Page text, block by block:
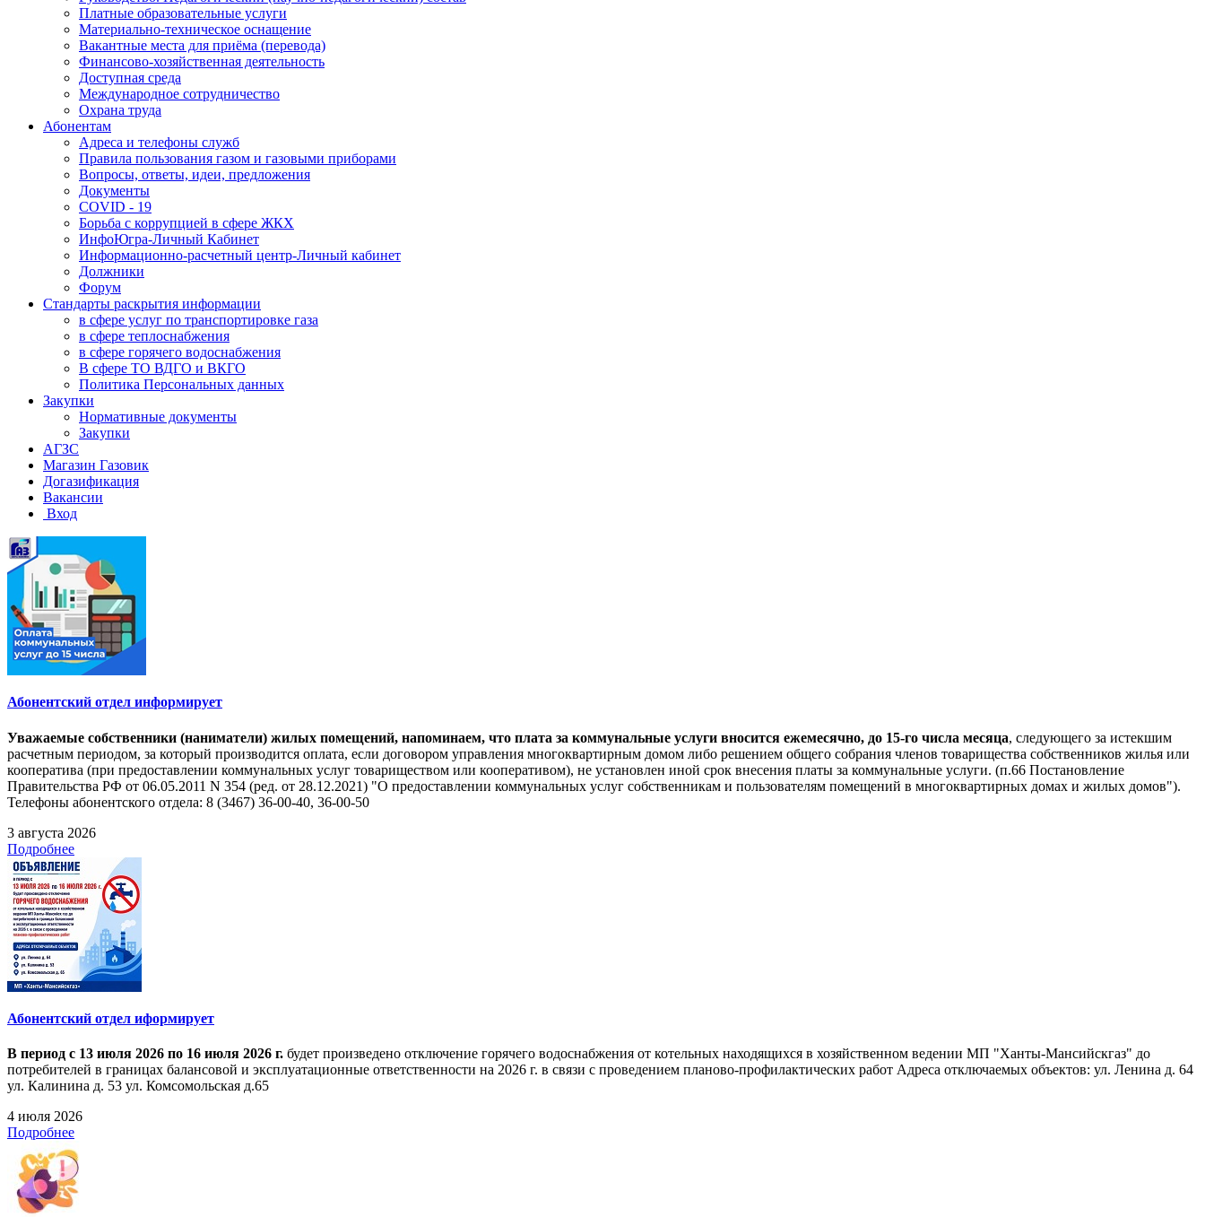
Платные образовательные услуги
Материально-техническое оснащение
Вакантные места для приёма (перевода)
Финансово-хозяйственная деятельность
Доступная среда
Международное сотрудничество
Охрана труда
Абонентам
Адреса и телефоны служб
Правила пользования газом и газовыми приборами
Вопросы, ответы, идеи, предложения
Документы
COVID - 19
Борьба с коррупцией в сфере ЖКХ
ИнфоЮгра-Личный Кабинет
Информационно-расчетный центр-Личный кабинет
Должники
Форум
Стандарты раскрытия информации
в сфере услуг по транспортировке газа
в сфере теплоснабжения
в сфере горячего водоснабжения
В сфере ТО ВДГО и ВКГО
Политика Персональных данных
Закупки
Нормативные документы
Закупки
АГЗС
Магазин Газовик
Догазификация
Вакансии
Вход
Абонентский отдел информирует
Уважаемые собственники (наниматели) жилых помещений, напоминаем, что плата за коммунальные услуги вносится ежемесячно, до 15-го числа месяца, следующего за истекшим
расчетным периодом, за который производится оплата, если договором управления многоквартирным домом либо решением общего собрания членов товарищества собственников жилья или
кооператива (при предоставлении коммунальных услуг товариществом или кооперативом), не установлен иной срок внесения платы за коммунальные услуги. (п.66 Постановление
Правительства РФ от 06.05.2011 N 354 (ред. от 28.12.2021) "О предоставлении коммунальных услуг собственникам и пользователям помещений в многоквартирных домах и жилых домов").
Телефоны абонентского отдела: 8 (3467) 36-00-40, 36-00-50
3 августа 2026
Подробнее
Абонентский отдел иформирует
В период с 13 июля 2026 по 16 июля 2026 г. будет произведено отключение горячего водоснабжения от котельных находящихся в хозяйственном ведении МП "Ханты-Мансийскгаз" до
потребителей в границах балансовой и эксплуатационные ответственности на 2026 г. в связи с проведением планово-профилактических работ Адреса отключаемых объектов: ул. Ленина д. 64
ул. Калинина д. 53 ул. Комсомольская д.65
4 июля 2026
Подробнее